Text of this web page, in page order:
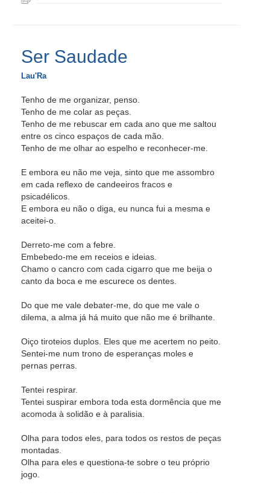
Ser Saudade
Lau'Ra
Tenho de me organizar, penso.
Tenho de me colar as peças.
Tenho de me rebuscar em cada ano que me saltou
entre os cinco espaços de cada mão.
Tenho de me olhar ao espelho e reconhecer-me.
E embora eu não me veja, sinto que me assombro
em cada reflexo de candeeiros fracos e
psicadélicos.
E embora eu não o diga, eu nunca fui a mesma e
aceitei-o.
Derreto-me com a febre.
Embebedo-me em receios e ideias.
Chamo o cancro com cada cigarro que me beija o
canto da boca e me escurece os dentes.
Do que me vale debater-me, do que me vale o
dilema, a alma já há muito que não me é brilhante.
Oiço tiroteios duplos. Eles que me acertem no peito.
Sentei-me num trono de esperanças moles e
pernas perras.
Tentei respirar.
Tentei suspirar embora toda esta dormência que me
acomoda à solidão e à paralisia.
Olha para todos eles, para todos os restos de peças
montadas.
Olha para eles e questiona-te sobre o teu próprio
jogo.